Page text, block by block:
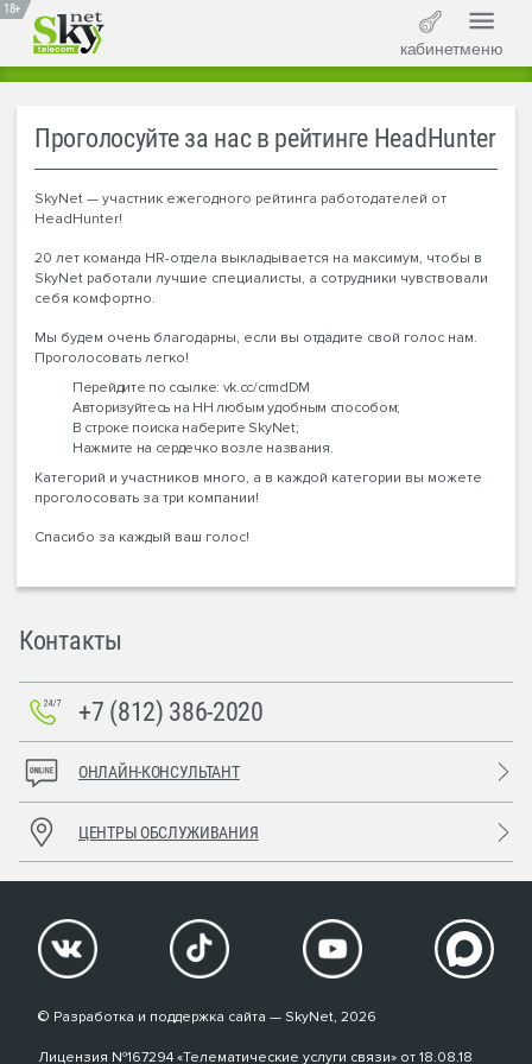
18+
кабинетменю
Проголосуйте за нас в рейтинге HeadHunter
SkyNet — участник ежегодного рейтинга работодателей от
HeadHunter!
20 лет команда HR-отдела выкладывается на максимум, чтобы в
SkyNet работали лучшие специалисты, а сотрудники чувствовали
себя комфортно.
Мы будем очень благодарны, если вы отдадите свой голос нам.
Проголосовать легко!
Перейдите по ссылке: vk.cc/crmdDM
Авторизуйтесь на HH любым удобным способом;
В строке поиска наберите SkyNet;
Нажмите на сердечко возле названия.
Категорий и участников много, а в каждой категории вы можете
проголосовать за три компании!
Спасибо за каждый ваш голос!
Контакты
+7 (812) 386-2020
ОНЛАЙН-КОНСУЛЬТАНТ
ЦЕНТРЫ ОБСЛУЖИВАНИЯ
© Разработка и поддержка сайта — SkyNet, 2026
Лицензия №167294 «Телематические услуги связи» от 18.08.18